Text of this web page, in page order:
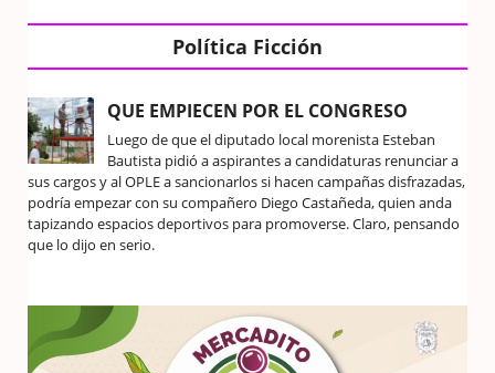
Política Ficción
QUE EMPIECEN POR EL CONGRESO
Luego de que el diputado local morenista Esteban
Bautista pidió a aspirantes a candidaturas renunciar a
sus cargos y al OPLE a sancionarlos si hacen campañas disfrazadas,
podría empezar con su compañero Diego Castañeda, quien anda
tapizando espacios deportivos para promoverse. Claro, pensando
que lo dijo en serio.